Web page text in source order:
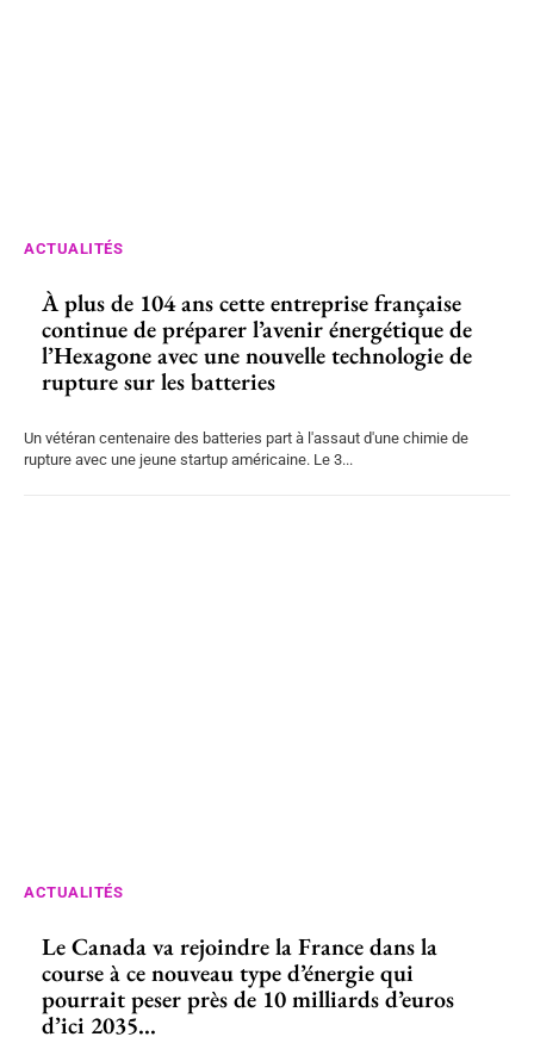
ACTUALITÉS
À plus de 104 ans cette entreprise française
continue de préparer l’avenir énergétique de
l’Hexagone avec une nouvelle technologie de
rupture sur les batteries
Un vétéran centenaire des batteries part à l'assaut d'une chimie de
rupture avec une jeune startup américaine. Le 3...
ACTUALITÉS
Le Canada va rejoindre la France dans la
course à ce nouveau type d’énergie qui
pourrait peser près de 10 milliards d’euros
d’ici 2035...